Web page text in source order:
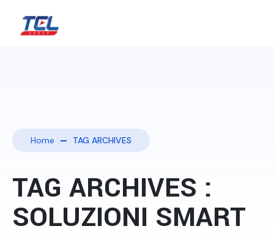
Home TAG ARCHIVES
TAG ARCHIVES :
SOLUZIONI SMART